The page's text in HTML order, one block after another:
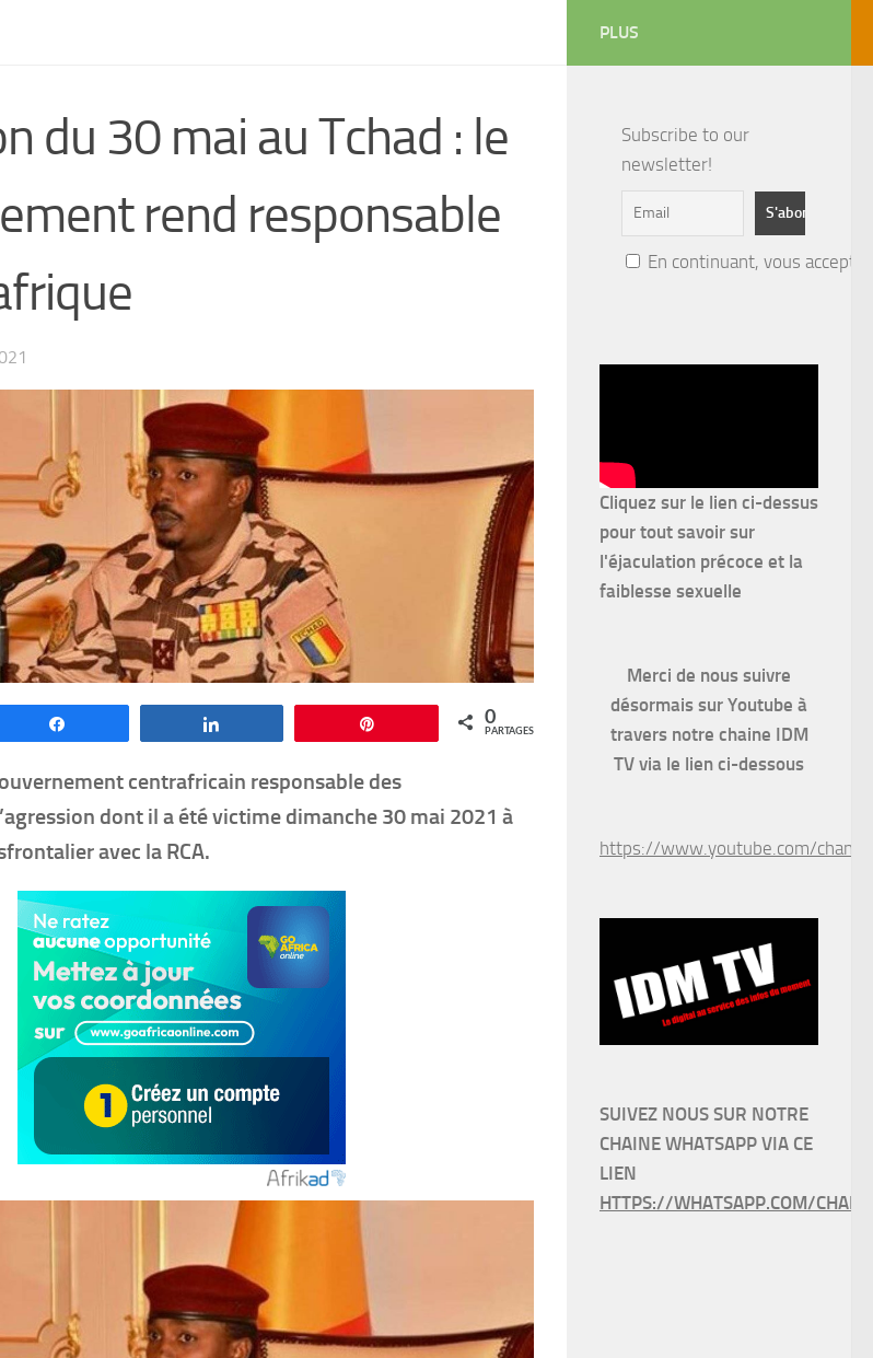
du 30 mai au Tchad : le
rend responsable
0
PARTAGES
centrafricain responsable des
dont il a été victime dimanche 30 mai 2021 à
avec la RCA.
PLUS
Subscribe to our
newsletter!
En continuant, vous
Cliquez sur le lien ci-dessus
pour tout savoir sur
l'éjaculation précoce et la
faiblesse sexuelle
Merci de nous suivre
désormais sur Youtube à
travers notre chaine IDM
TV via le lien ci-dessous
https://www.youtube.com/
SUIVEZ NOUS SUR NOTRE
CHAINE WHATSAPP VIA CE
LIEN
HTTPS://WHATSAPP.COM/